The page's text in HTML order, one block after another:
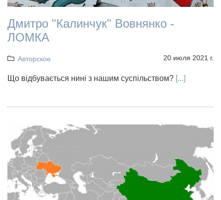
Дмитро "Калинчук" Вовнянко -
ЛОМКА
Авторское 20 июля 2021 г.
Що відбувається нині з нашим суспільством? [...]